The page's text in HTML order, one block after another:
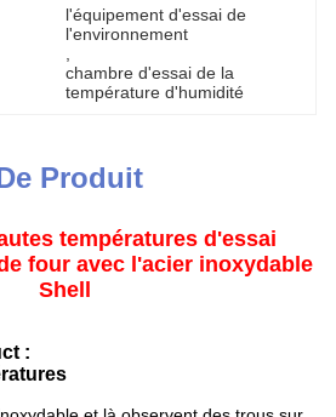
l'équipement d'essai de
l'environnement
chambre d'essai de la
température d'humidité
Produit
températures d'essai
four avec l'acier inoxydable
Shell
: